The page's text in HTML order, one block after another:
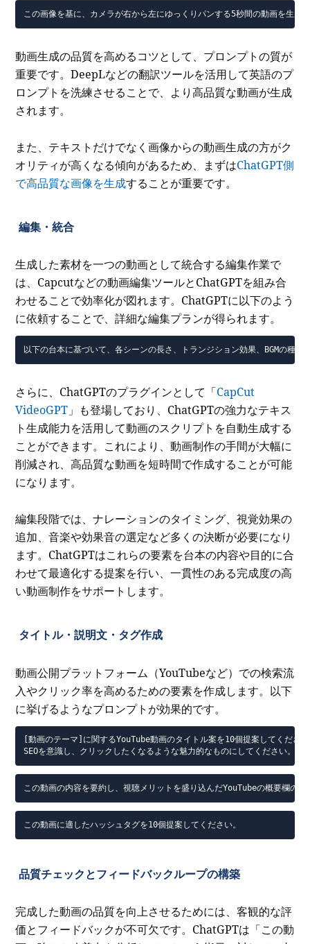
この画像を基に、カメラが右から左にゆっくりパンする5秒間の動画を生成
動画生成の品質を高めるコツとして、プロンプトの質が
重要です。DeepLなどの翻訳ツールを活用して英語のプ
ロンプトを洗練させることで、より高品質な動画が生成
されます。
また、テキストだけでなく画像からの動画生成の方がク
オリティが高くなる傾向があるため、まずはChatGPT側
で高品質な画像を生成することが重要です。
編集・統合
生成した素材を一つの動画として統合する編集作業で
は、Capcutなどの動画編集ツールとChatGPTを組み合
わせることで効率化が図れます。ChatGPTに以下のよう
に依頼することで、詳細な編集プランが得られます。
以下の台本に基づいて、各シーンの長さ、トランジション効果、BGMの種類
さらに、ChatGPTのプラグインとして「CapCut
VideoGPT 」も登場しており、ChatGPTの強力なテキス
ト生成能力を活用して動画のスクリプトを自動生成する
ことができます。これにより、動画制作の手間が大幅に
削減され、高品質な動画を短時間で作成することが可能
になります。
編集段階では、ナレーションのタイミング、視覚効果の
追加、音楽や効果音の選定など多くの決断が必要になり
ます。ChatGPTはこれらの要素を台本の内容や目的に合
わせて最適化する提案を行い、一貫性のある完成度の高
い動画制作をサポートします。
タイトル・説明文・タグ作成
動画公開プラットフォーム（YouTubeなど）での検索流
入やクリック率を高めるための要素を作成します。以下
に挙げるようなプロンプトが効果的です。
[動画のテーマ]に関するYouTube動画のタイトル案を10個提案してくださ
SEOを意識し、クリックしたくなるような魅力的なものにしてください。
この動画の内容を要約し、視聴メリットを盛り込んだYouTubeの概要欄の
この動画に適したハッシュタグを10個提案してください。
品質チェックとフィードバックループの構築
完成した動画の品質を向上させるためには、客観的な評
価とフィードバックが不可欠です。ChatGPTは「この動